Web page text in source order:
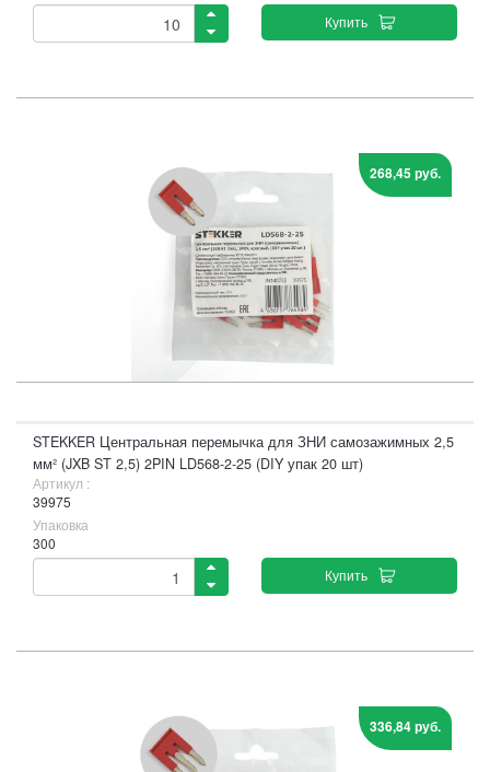
Купить
268,45 руб.
STEKKER Центральная перемычка для ЗНИ самозажимных 2,5
мм² (JXB ST 2,5) 2PIN LD568-2-25 (DIY упак 20 шт)
Артикул :
39975
Упаковка
300
Купить
336,84 руб.